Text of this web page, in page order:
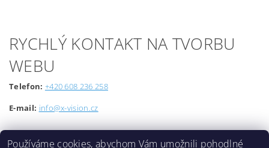
RYCHLÝ KONTAKT NA TVORBU
WEBU
Telefon: +420 608 236 258
E-mail: info@x-vision.cz
Používáme cookies, abychom Vám umožnili pohodlné